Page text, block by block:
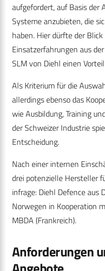
aufgefordert, auf Basis der
Systeme anzubieten, die
haben. Hier dürfte der
Einsatzerfahrungen aus
SLM von Diehl einen
Als Kriterium für die
allerdings ebenso das
wie Ausbildung, Training
der Schweizer Industrie
Entscheidung.
Nach einer internen
drei potenzielle Hersteller
infrage: Diehl Defence aus
Norwegen in Kooperation
MBDA (Frankreich).
Anforderungen